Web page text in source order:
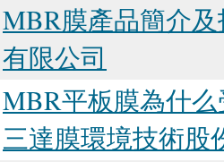
MBR膜產品簡介
有限公司
MBR平板膜為什
三達膜環境技術股